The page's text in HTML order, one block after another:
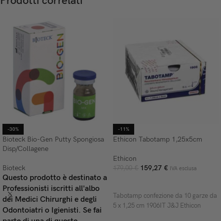
-30%
Bioteck Bio-Gen Putty Spongiosa
Disp/Collagene
Bioteck
Questo prodotto è destinato a
Professionisti iscritti all'albo
dei Medici Chirurghi e degli
Odontoiatri o Igienisti. Se fai
-11%
Ethicon Tabotamp 1,25x5cm
Ethicon
179,00€ 159,27 € IVA esclusa
Tabotamp confezione da 10 garze da
5 x 1,25 cm 1906IT J&J Ethicon